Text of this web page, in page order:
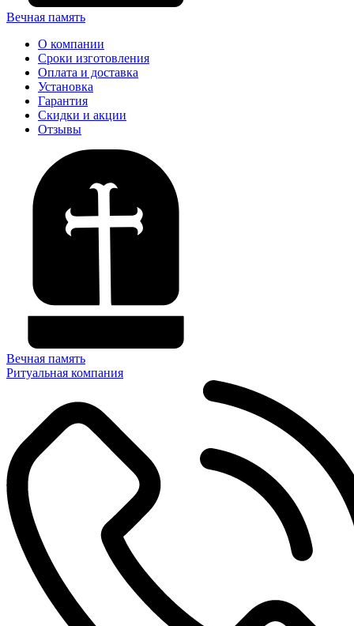
Вечная память
О компании
Сроки изготовления
Оплата и доставка
Установка
Гарантия
Скидки и акции
Отзывы
Вечная память
Ритуальная компания